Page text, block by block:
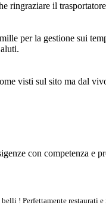
il
per la gestione sui
visti sul sito ma dal
con competenza e
! Perfettamente restaurati